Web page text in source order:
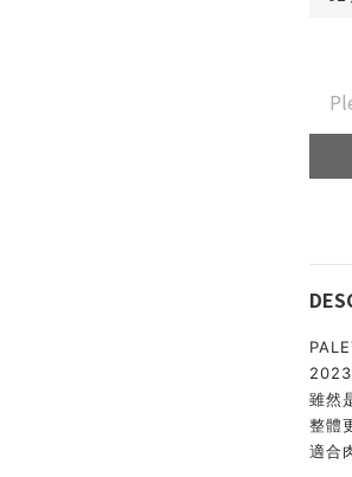
2023
雖然
整體
適合